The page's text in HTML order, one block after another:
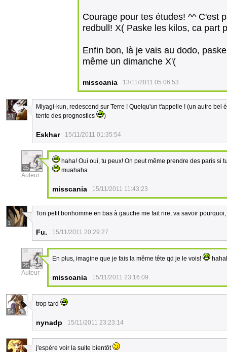
Courage pour tes études! ^^ C'est
redbull! X( Paske les kilos, ca part
Enfin bon, là je vais au dodo,
même un dimanche X'(
misscania 13/11/2011 05:06:53
31
Miyagi-kun, redescend sur Terre ! Quelqu'un t'appelle ! (un autre
tente des prognostics
)
Eskhar 15/11/2011 01:35:54
25
Auteur
haha! Oui oui, tu peux! On peut même prendre des paris si
muahaha
misscania 15/11/2011 11:43:23
1
Ton petit bonhomme en bas à gauche me fait rire, va savoir
Fu. 15/11/2011 20:29:27
25
Auteur
En plus, imagine que je fais la même tête qd je le vois!
misscania 15/11/2011 23:16:09
54
trop tard
nynadp 15/11/2011 23:23:14
j'espère voir la suite bientôt